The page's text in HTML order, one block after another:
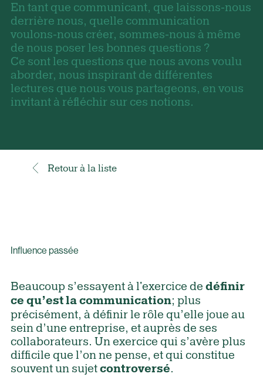
En tant que communicant, que laissons-nous
derrière nous, quelle communication
voulons-nous créer, sommes-nous à même
de nous poser les bonnes questions ?
Ce sont les questions que nous avons voulu
aborder, nous inspirant de différentes
lectures que nous vous partageons, en vous
invitant à réfléchir sur ces notions.
Retour à la liste
Influence passée
Beaucoup s’essayent à l'exercice de définir
ce qu’est la communication; plus
précisément, à définir le rôle qu’elle joue au
sein d’une entreprise, et auprès de ses
collaborateurs. Un exercice qui s’avère plus
difficile que l’on ne pense, et qui constitue
souvent un sujetcontroversé.